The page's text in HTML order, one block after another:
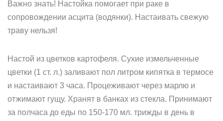
Важно знать! Настойка помогает при раке в
сопровождении асцита (водянки). Настаивать свежую
траву нельзя!
Настой из цветков картофеля. Сухие измельченные
цветки (1 ст. л.) заливают пол литром кипятка в термосе
и настаивают 3 часа. Процеживают через марлю и
отжимают гущу. Хранят в банках из стекла. Принимают
за полчаса до еды по 150-170 мл. трижды в день в